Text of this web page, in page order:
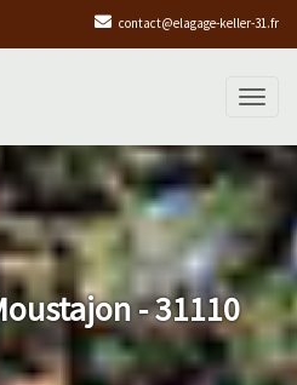
contact@elagage-keller-31.fr
- 31110